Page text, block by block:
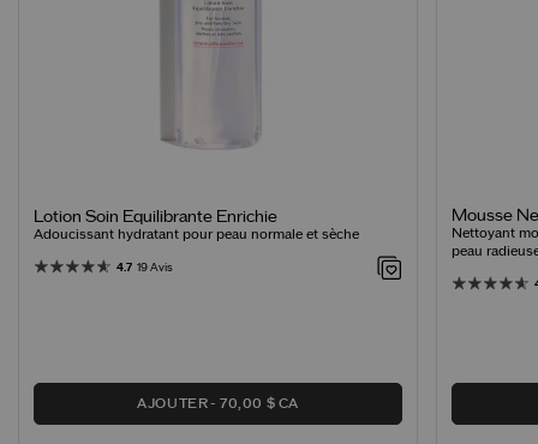
Lotion Soin Equilibrante Enrichie
Adoucissant hydratant pour peau normale et sèche
4.7 19 Avis
AJOUTER 70,00 $ CA
Mousse
Nettoyant
peau